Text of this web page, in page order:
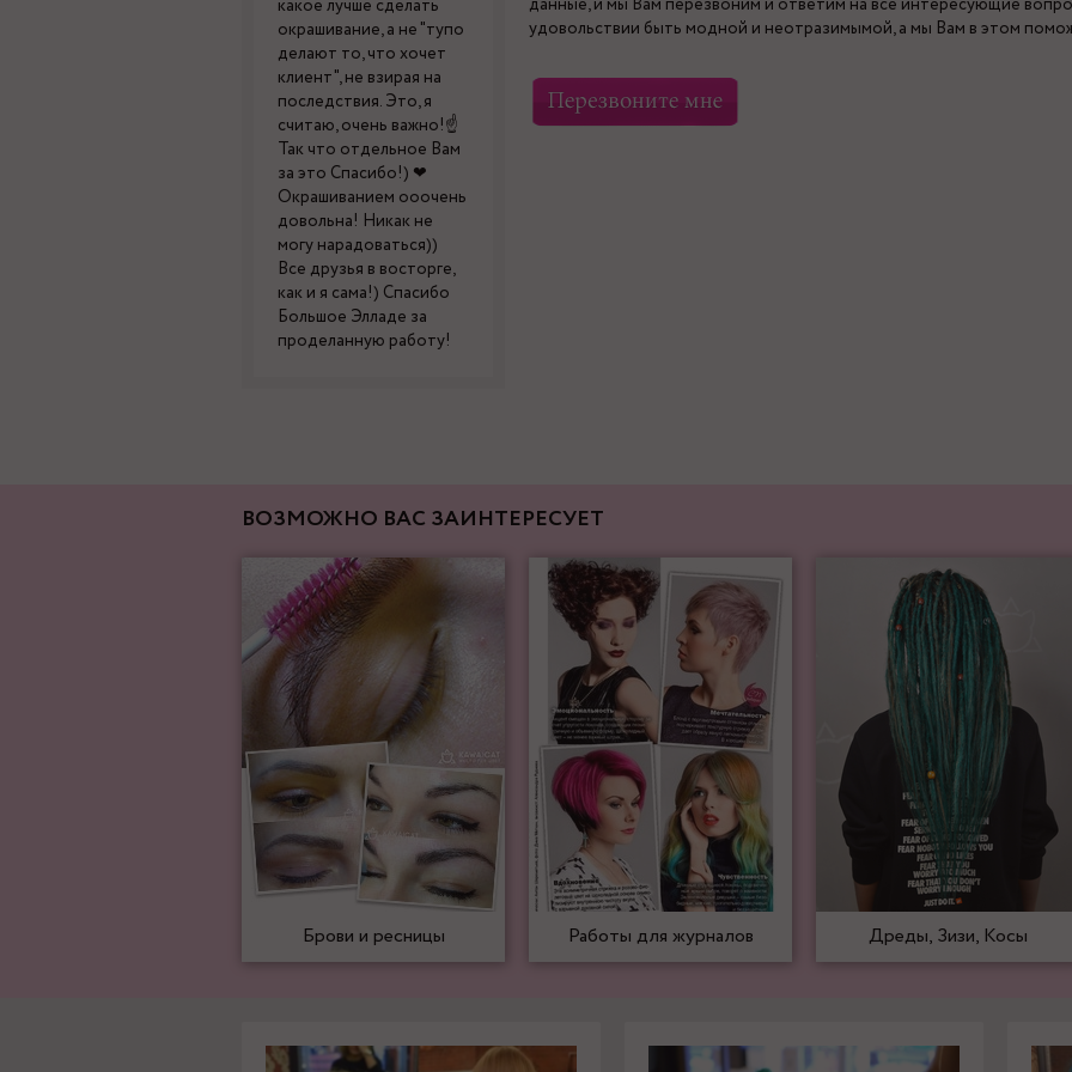
какое лучше сделать
окрашивание, а не "тупо
делают то, что хочет
клиент", не взирая на
последствия. Это, я
считаю, очень важно!☝
Так что отдельное Вам
за это Спасибо!) ❤
Окрашиванием ооочень
довольна! Никак не
могу нарадоваться))
Все друзья в восторге,
как и я сама!) Спасибо
Большое Элладе за
проделанную работу!
данные, и мы Вам перезвоним и ответим на все интересующие
удовольствии быть модной и неотразимымой, а мы Вам в этом
ВОЗМОЖНО ВАС ЗАИНТЕРЕСУЕТ
Брови и ресницы Работы для журналов Дреды, Зизи, Косы